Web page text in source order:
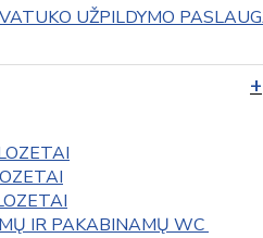
UŽPILDYMO
IR PAKABINAMŲ WC